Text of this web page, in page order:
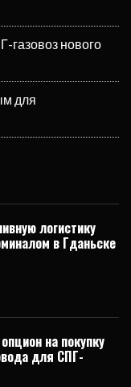
газовоз нового
для
логистику
в Гданьске
на покупку
для СПГ-